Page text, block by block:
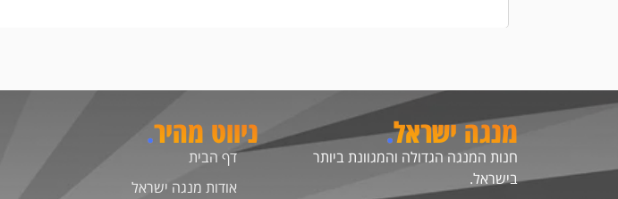
מנגה ישראל.
חנות המנגה הגדולה והמגוונת ביותר
בישראל.
ניווט מהיר.
דף הבית
אודות מנגה ישראל